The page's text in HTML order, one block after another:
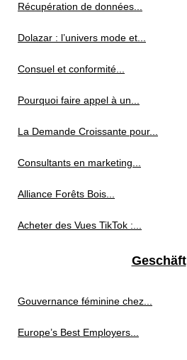
Récupération de données...
Dolazar : l’univers mode et...
Consuel et conformité...
Pourquoi faire appel à un...
La Demande Croissante pour...
Consultants en marketing...
Alliance Forêts Bois...
Acheter des Vues TikTok :...
Geschäft
Gouvernance féminine chez...
Europe’s Best Employers...